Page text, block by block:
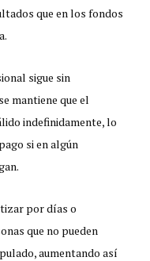
que en los fondos
sigue sin
mantiene que el
indefinidamente, lo
si en algún
por días o
que no pueden
aumentando así